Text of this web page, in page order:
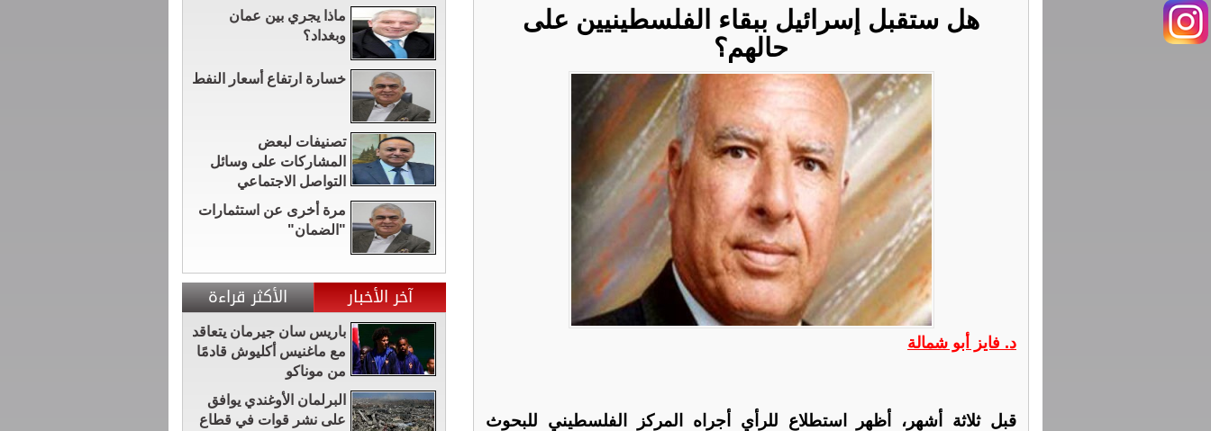
هل ستقبل إسرائيل ببقاء الفلسطينيين على
حالهم؟
د. فايز أبو شمالة
قبل ثلاثة أشهر، أظهر استطلاع للرأي أجراه المركز الفلسطيني للبحوث
ماذا يجري بين عمان
وبغداد؟
خسارة ارتفاع أسعار النفط
تصنيفات لبعض
المشاركات على وسائل
التواصل الاجتماعي
مرة أخرى عن استثمارات
"الضمان"
آخر الأخبار الأكثر قراءة
باريس سان جيرمان يتعاقد
مع ماغنيس أكليوش قادمًا
من موناكو
البرلمان الأوغندي يوافق
على نشر قوات في قطاع